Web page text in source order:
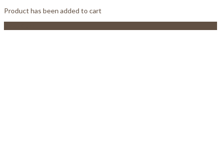
Product has been added to cart